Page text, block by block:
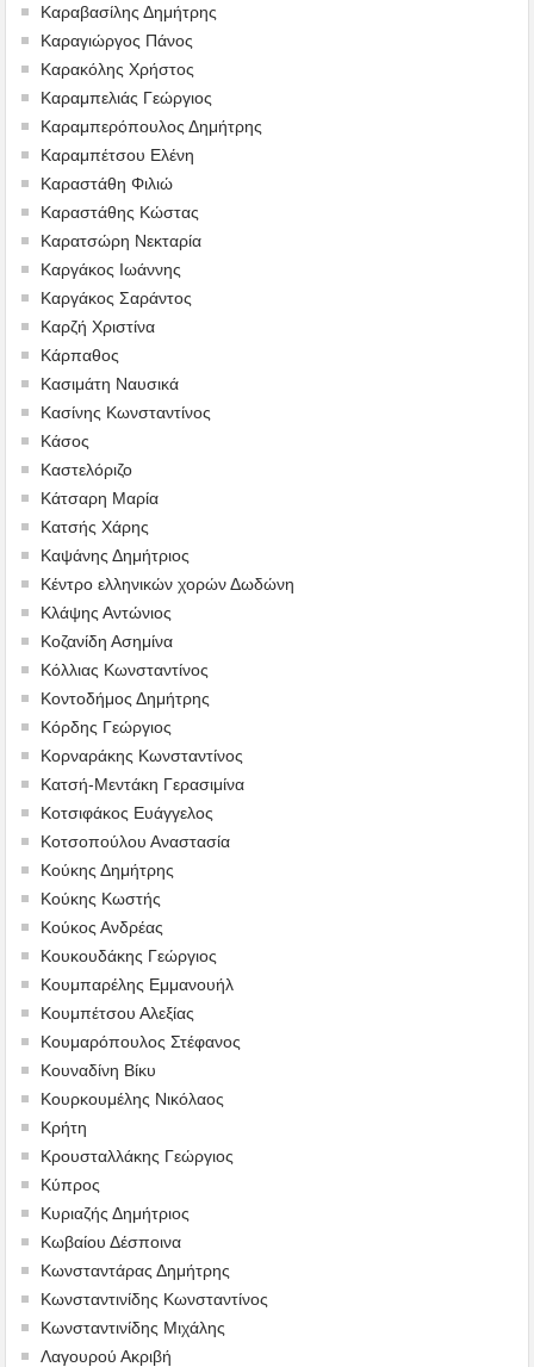
Καραβασίλης Δημήτρης
Καραγιώργος Πάνος
Καρακόλης Χρήστος
Καραμπελιάς Γεώργιος
Καραμπερόπουλος Δημήτρης
Καραμπέτσου Ελένη
Καραστάθη Φιλιώ
Καραστάθης Κώστας
Καρατσώρη Νεκταρία
Καργάκος Ιωάννης
Καργάκος Σαράντος
Καρζή Χριστίνα
Κάρπαθος
Κασιμάτη Ναυσικά
Κασίνης Κωνσταντίνος
Κάσος
Καστελόριζο
Κάτσαρη Μαρία
Κατσής Χάρης
Καψάνης Δημήτριος
Κέντρο ελληνικών χορών Δωδώνη
Κλάψης Αντώνιος
Κοζανίδη Ασημίνα
Κόλλιας Κωνσταντίνος
Κοντοδήμος Δημήτρης
Κόρδης Γεώργιος
Κορναράκης Κωνσταντίνος
Κατσή-Μεντάκη Γερασιμίνα
Κοτσιφάκος Ευάγγελος
Κοτσοπούλου Αναστασία
Κούκης Δημήτρης
Κούκης Κωστής
Κούκος Ανδρέας
Κουκουδάκης Γεώργιος
Κουμπαρέλης Εμμανουήλ
Κουμπέτσου Αλεξίας
Κουμαρόπουλος Στέφανος
Κουναδίνη Βίκυ
Κουρκουμέλης Νικόλαος
Κρήτη
Κρουσταλλάκης Γεώργιος
Κύπρος
Κυριαζής Δημήτριος
Κωβαίου Δέσποινα
Κωνσταντάρας Δημήτρης
Κωνσταντινίδης Κωνσταντίνος
Κωνσταντινίδης Μιχάλης
Λαγουρού Ακριβή